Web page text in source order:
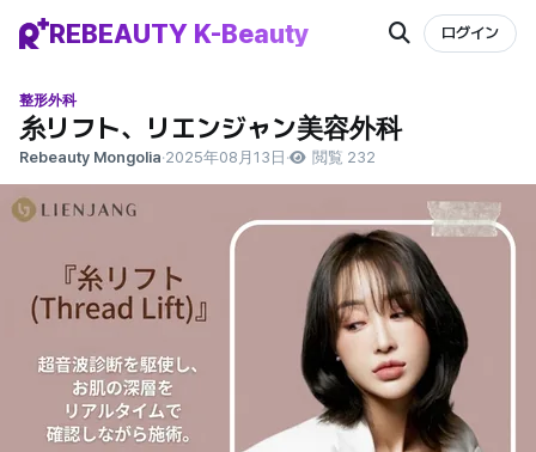
REBEAUTY K-Beauty ログイン
整形外科
糸リフト、リエンジャン美容外科
Rebeauty Mongolia·2025年08月13日 · 閲覧 232